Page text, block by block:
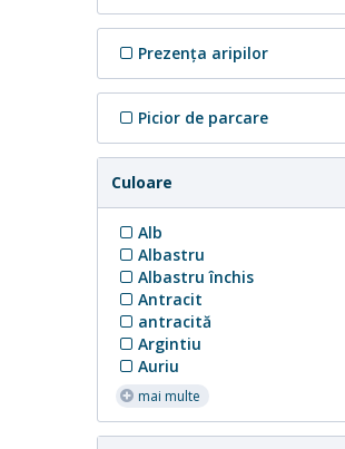
Prezența aripilor
Picior de parcare
Culoare
Alb
Albastru
Albastru închis
Antracit
antracită
Argintiu
Auriu
mai multe